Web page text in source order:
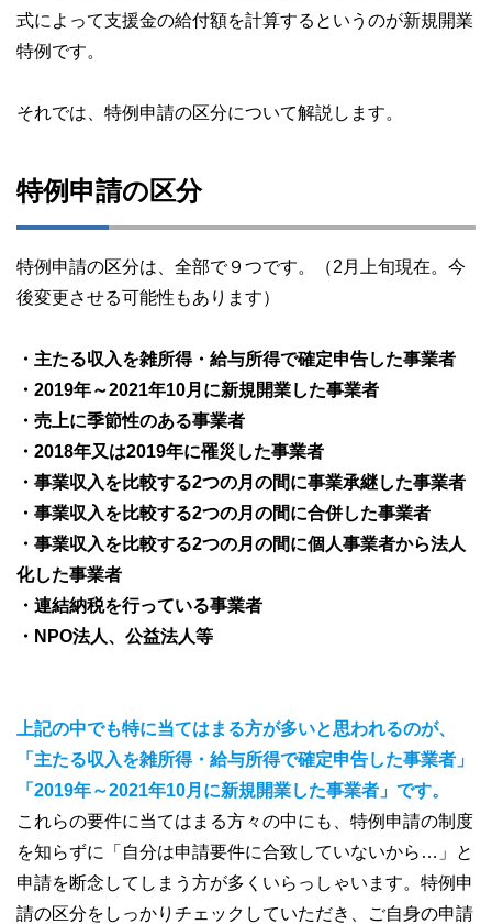
式によって支援金の給付額を計算するというのが新規開業
特例です。
それでは、特例申請の区分について解説します。
特例申請の区分
特例申請の区分は、全部で９つです。（2月上旬現在。今
後変更させる可能性もあります）
・主たる収入を雑所得・給与所得で確定申告した事業者
・2019年～2021年10月に新規開業した事業者
・売上に季節性のある事業者
・2018年又は2019年に罹災した事業者
・事業収入を比較する2つの月の間に事業承継した事業者
・事業収入を比較する2つの月の間に合併した事業者
・事業収入を比較する2つの月の間に個人事業者から法人
化した事業者
・連結納税を行っている事業者
・NPO法人、公益法人等
上記の中でも特に当てはまる方が多いと思われるのが、
「主たる収入を雑所得・給与所得で確定申告した事業者」
「2019年～2021年10月に新規開業した事業者」です。
これらの要件に当てはまる方々の中にも、特例申請の制度
を知らずに「自分は申請要件に合致していないから…」と
申請を断念してしまう方が多くいらっしゃいます。特例申
請の区分をしっかりチェックしていただき、ご自身の申請